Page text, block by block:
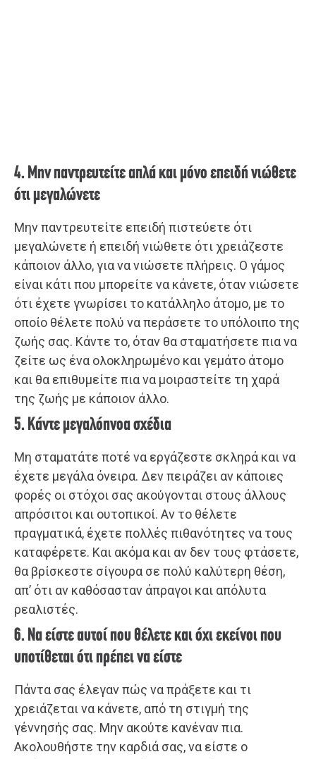
4. Μην παντρευτείτε απλά και μόνο επειδή νιώθετε
ότι μεγαλώνετε
Μην παντρευτείτε επειδή πιστεύετε ότι
μεγαλώνετε ή επειδή νιώθετε ότι χρειάζεστε
κάποιον άλλο, για να νιώσετε πλήρεις. Ο γάμος
είναι κάτι που μπορείτε να κάνετε, όταν νιώσετε
ότι έχετε γνωρίσει το κατάλληλο άτομο, με το
οποίο θέλετε πολύ να περάσετε το υπόλοιπο της
ζωής σας. Κάντε το, όταν θα σταματήσετε πια να
ζείτε ως ένα ολοκληρωμένο και γεμάτο άτομο
και θα επιθυμείτε πια να μοιραστείτε τη χαρά
της ζωής με κάποιον άλλο.
5. Κάντε μεγαλόπνοα σχέδια
Μη σταματάτε ποτέ να εργάζεστε σκληρά και να
έχετε μεγάλα όνειρα. Δεν πειράζει αν κάποιες
φορές οι στόχοι σας ακούγονται στους άλλους
απρόσιτοι και ουτοπικοί. Αν το θέλετε
πραγματικά, έχετε πολλές πιθανότητες να τους
καταφέρετε. Και ακόμα και αν δεν τους φτάσετε,
θα βρίσκεστε σίγουρα σε πολύ καλύτερη θέση,
απ’ ότι αν καθόσασταν άπραγοι και απόλυτα
ρεαλιστές.
6. Να είστε αυτοί που θέλετε και όχι εκείνοι που
υποτίθεται ότι πρέπει να είστε
Πάντα σας έλεγαν πώς να πράξετε και τι
χρειάζεται να κάνετε, από τη στιγμή της
γέννησής σας. Μην ακούτε κανέναν πια.
Ακολουθήστε την καρδιά σας, να είστε ο